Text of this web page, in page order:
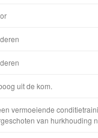
uit de kom.
vermoeiende
van hurkhouding